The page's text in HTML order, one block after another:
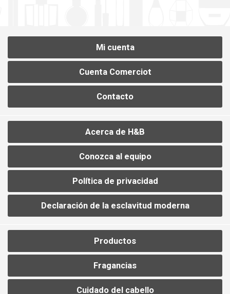
Mi cuenta
Cuenta Comerciot
Contacto
Acerca de H&B
Conozca al equipo
Política de privacidad
Declaración de la esclavitud moderna
Productos
Fragancias
Cuidado del cabello